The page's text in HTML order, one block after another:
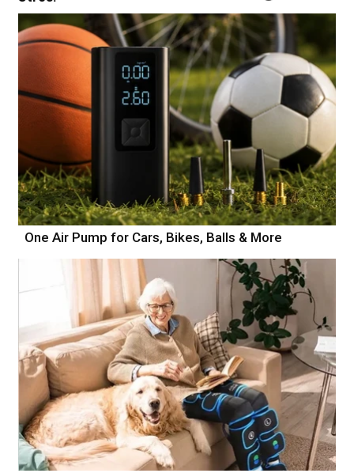
One Air Pump for Cars, Bikes, Balls & More